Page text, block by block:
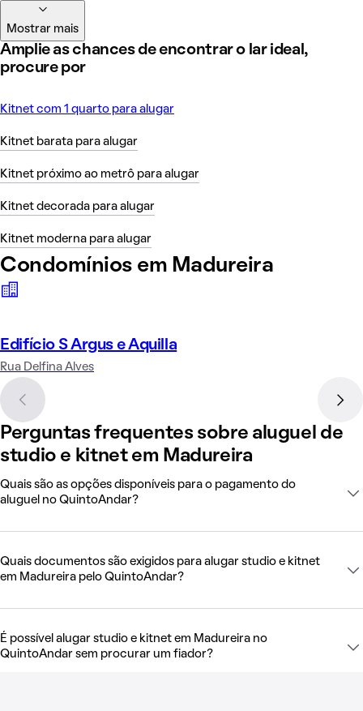
Mostrar mais
Amplie as chances de encontrar o lar ideal,
procure por
Kitnet com 1 quarto para alugar
Kitnet barata para alugar
Kitnet próximo ao metrô para alugar
Kitnet decorada para alugar
Kitnet moderna para alugar
Condomínios em Madureira
Edifício S Argus e Aquilla
Rua Delfina Alves
Perguntas frequentes sobre aluguel de
studio e kitnet em Madureira
Quais são as opções disponíveis para o pagamento do
aluguel no QuintoAndar?
Quais documentos são exigidos para alugar studio e kitnet
em Madureira pelo QuintoAndar?
É possível alugar studio e kitnet em Madureira no
QuintoAndar sem procurar um fiador?